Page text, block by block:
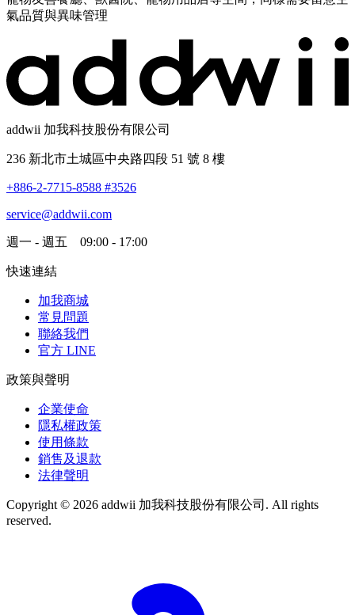
氣品質與異味管理
addwii 加我科技股份有限公司
236 新北市土城區中央路四段 51 號 8 樓
+886-2-7715-8588 #3526
service@addwii.com
週一 - 週五 09:00 - 17:00
快速連結
加我商城
常見問題
聯絡我們
官方 LINE
政策與聲明
企業使命
隱私權政策
使用條款
銷售及退款
法律聲明
Copyright © 2026 addwii 加我科技股份有限公司. All rights
reserved.